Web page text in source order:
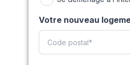
Votre nouveau